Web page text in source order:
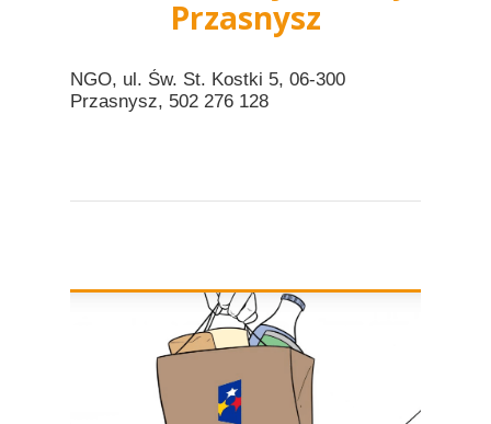
Przasnysz
NGO, ul. Św. St. Kostki 5, 06-300
Przasnysz, 502 276 128